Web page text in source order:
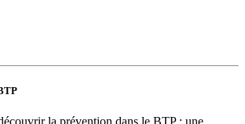
la prévention dans le BTP : une